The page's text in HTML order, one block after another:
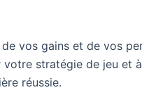
vos gains et de vos
stratégie de jeu et
réussie.